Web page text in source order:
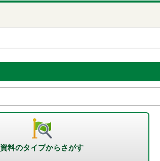
資料のタイプからさがす